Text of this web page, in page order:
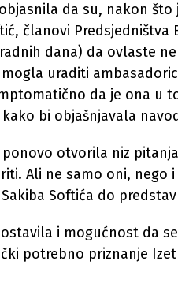
da su, nakon
članovi Predsjedništva
dana) da ovlaste
uraditi
da je ona u
kako bi objašnjavala
otvorila niz
Ali ne samo oni, nego
Softića do
i mogućnost da
potrebno priznanje